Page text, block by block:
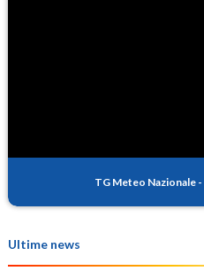
TG Meteo Nazionale -
Ultime news